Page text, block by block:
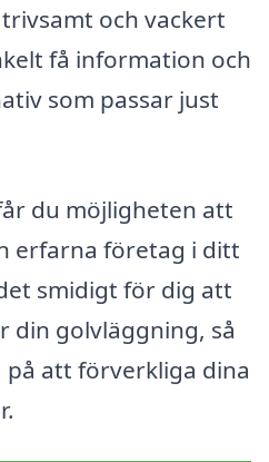
och vackert
få information och
som passar just
du möjligheten att
erfarna företag i ditt
smidigt för dig att
din golvläggning, så
att förverkliga dina